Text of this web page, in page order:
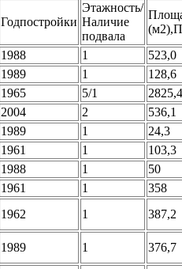
Годпостройки
Этажность/
Наличие
подвала
1988 1
523,0
1989 1
128,6
1965 5/1
2825,4
2004 2
536,1
1989 1
24,3
1961 1
103,3
1988 1
50
1961 1
358
1962 1 387,2
1989 1
376,7